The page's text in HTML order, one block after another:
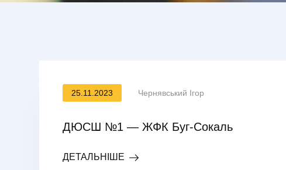
25.11.2023 Чернявський Ігор
ДЮСШ №1 — ЖФК Буг-Сокаль
ДЕТАЛЬНІШЕ